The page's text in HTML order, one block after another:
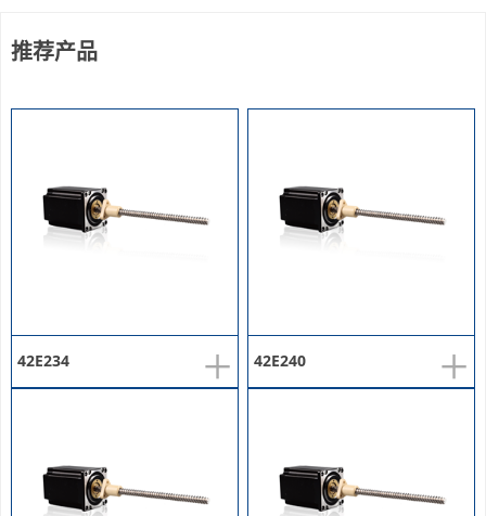
推荐产品
+
42E234 +
42E240